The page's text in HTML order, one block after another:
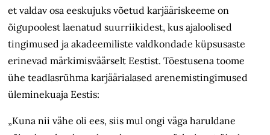
et valdav osa eeskujuks võetud karjääriskeeme on
õigupoolest laenatud suurriikidest, kus ajaloolised
tingimused ja akadeemiliste valdkondade küpsusaste
erinevad märkimisväärselt Eestist. Tõestusena toome
ühe teadlasrühma karjäärialased arenemistingimused
üleminekuaja Eestis:
„Kuna nii vähe oli ees, siis mul ongi väga haruldane